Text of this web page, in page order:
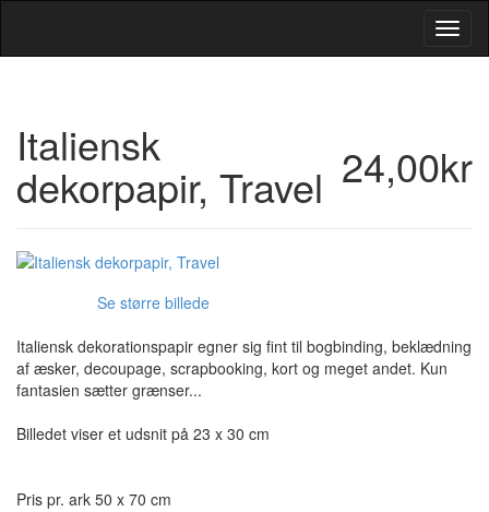
24,00kr
Italiensk
dekorpapir, Travel
Se større billede
Italiensk dekorationspapir egner sig fint til bogbinding, beklædning
af æsker, decoupage, scrapbooking, kort og meget andet. Kun
fantasien sætter grænser...
Billedet viser et udsnit på 23 x 30 cm
Pris pr. ark 50 x 70 cm